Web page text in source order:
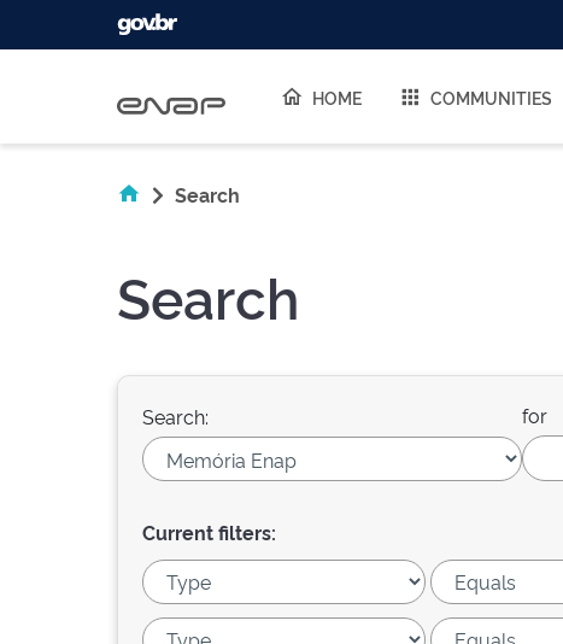
HOME COMMUNITIES
Search
Search
Search: for
Current filters: